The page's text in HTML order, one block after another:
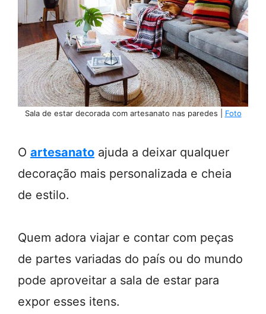
Sala de estar decorada com artesanato nas paredes | Foto
O artesanato ajuda a deixar qualquer
decoração mais personalizada e cheia
de estilo.
Quem adora viajar e contar com peças
de partes variadas do país ou do mundo
pode aproveitar a sala de estar para
expor esses itens.